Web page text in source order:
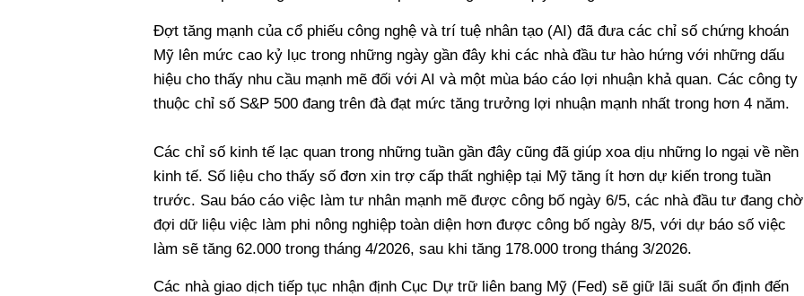
Đợt tăng mạnh của cổ phiếu công nghệ và trí tuệ nhân tạo (AI) đã đưa các chỉ số chứng khoán
Mỹ lên mức cao kỷ lục trong những ngày gần đây khi các nhà đầu tư hào hứng với những dấu
hiệu cho thấy nhu cầu mạnh mẽ đối với AI và một mùa báo cáo lợi nhuận khả quan. Các công ty
thuộc chỉ số S&P 500 đang trên đà đạt mức tăng trưởng lợi nhuận mạnh nhất trong hơn 4 năm.
Các chỉ số kinh tế lạc quan trong những tuần gần đây cũng đã giúp xoa dịu những lo ngại về nền
kinh tế. Số liệu cho thấy số đơn xin trợ cấp thất nghiệp tại Mỹ tăng ít hơn dự kiến trong tuần
trước. Sau báo cáo việc làm tư nhân mạnh mẽ được công bố ngày 6/5, các nhà đầu tư đang chờ
đợi dữ liệu việc làm phi nông nghiệp toàn diện hơn được công bố ngày 8/5, với dự báo số việc
làm sẽ tăng 62.000 trong tháng 4/2026, sau khi tăng 178.000 trong tháng 3/2026.
Các nhà giao dịch tiếp tục nhận định Cục Dự trữ liên bang Mỹ (Fed) sẽ giữ lãi suất ổn định đến